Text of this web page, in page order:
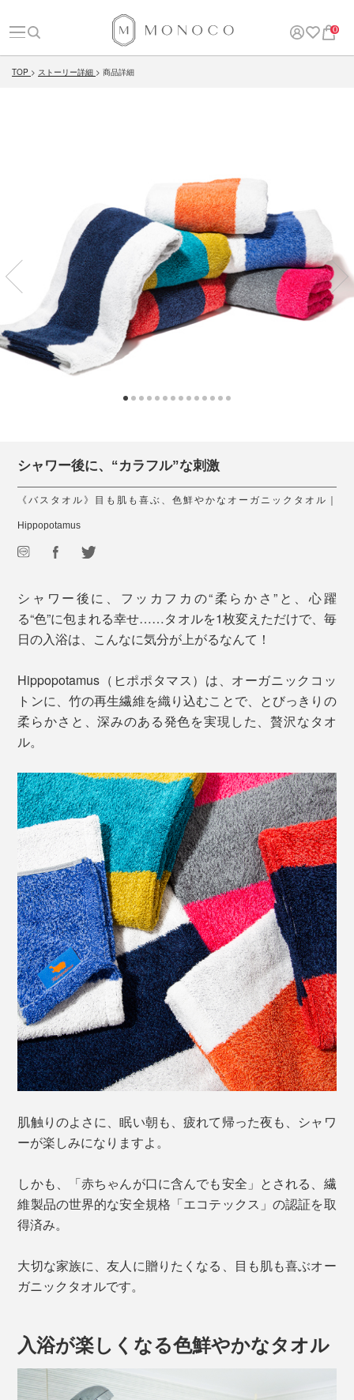
0
TOP ストーリー詳細 商品詳細
シャワー後に、“カラフル”な刺激
《バスタオル》目も肌も喜ぶ、色鮮やかなオーガニックタオル｜
Hippopotamus
シャワー後に、フッカフカの“柔らかさ”と、心躍
る“色”に包まれる幸せ……タオルを1枚変えただけで、毎
日の入浴は、こんなに気分が上がるなんて！
Hippopotamus（ヒポポタマス）は、オーガニックコッ
トンに、竹の再生繊維を織り込むことで、とびっきりの
柔らかさと、深みのある発色を実現した、贅沢なタオ
ル。
肌触りのよさに、眠い朝も、疲れて帰った夜も、シャワ
ーが楽しみになりますよ。
しかも、「赤ちゃんが口に含んでも安全」とされる、繊
維製品の世界的な安全規格「エコテックス」の認証を取
得済み。
大切な家族に、友人に贈りたくなる、目も肌も喜ぶオー
ガニックタオルです。
入浴が楽しくなる色鮮やかなタオル